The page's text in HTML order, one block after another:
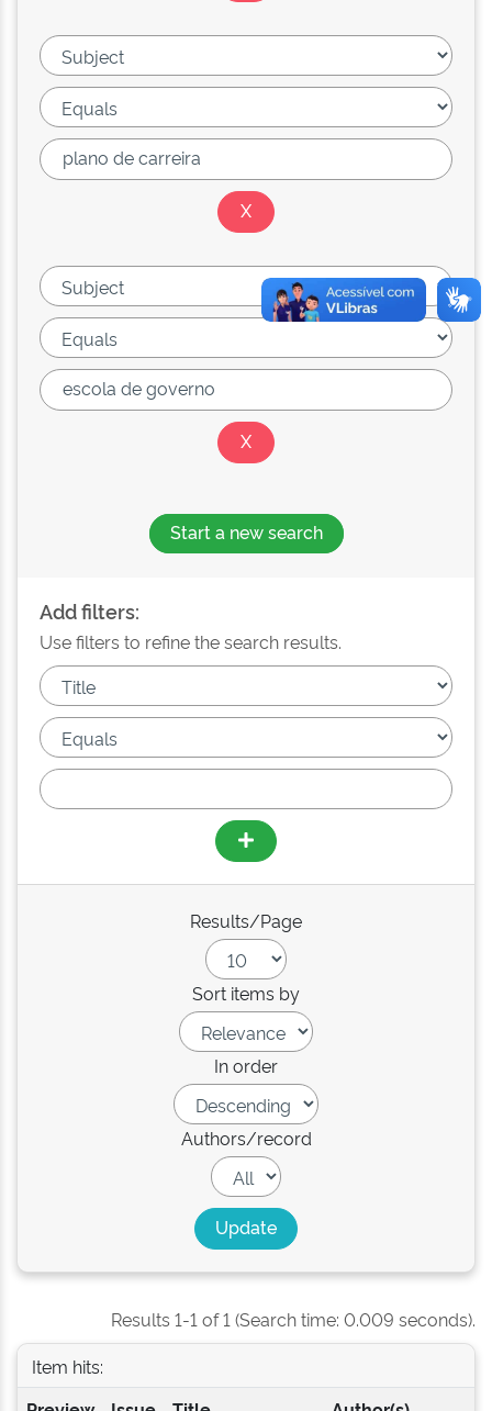
Start a new search
Add filters:
Use filters to refine the search results.
Results/Page
Sort items by
In order
Authors/record
Results 1-1 of 1 (Search time: 0.009 seconds).
Item hits: